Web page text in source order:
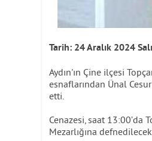
Tarih: 24 Aralık 2024 Salı
Aydın'ın Çine ilçesi
esnaflarından Ünal
etti.
Cenazesi, saat
Mezarlığına